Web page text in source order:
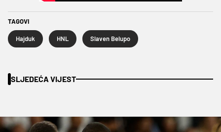
TAGOVI
Hajduk HNL Slaven Belupo
SLJEDEĆA VIJEST